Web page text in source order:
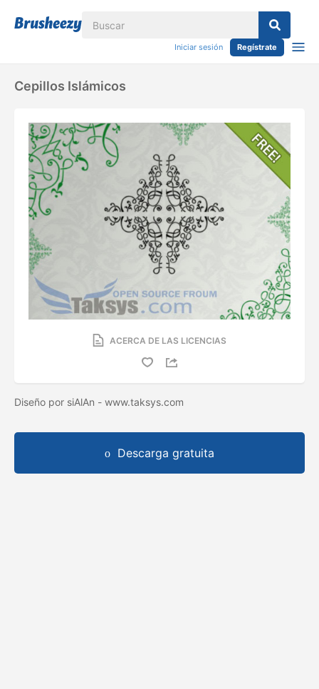
Iniciar sesión Regístrate
Cepillos Islámicos
ACERCA DE LAS LICENCIAS
Diseño por siAlAn - www.taksys.com
Descarga gratuita